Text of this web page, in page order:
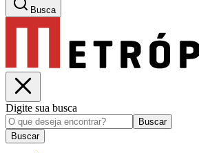
Busca
Digite sua busca
Buscar
Buscar